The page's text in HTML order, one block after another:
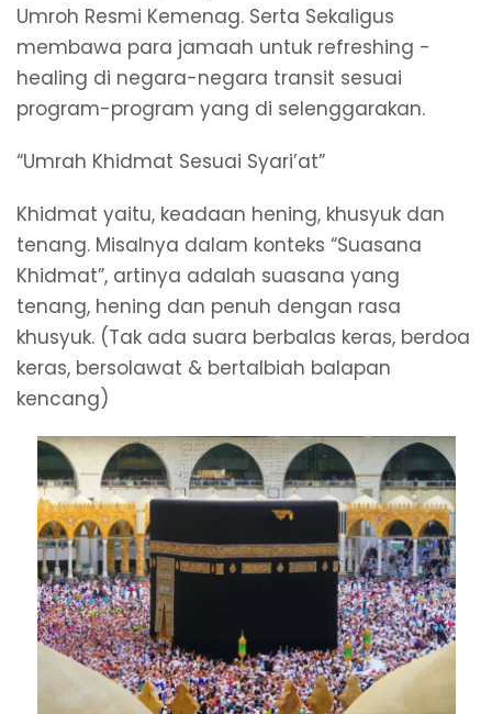
Umroh Resmi Kemenag. Serta Sekaligus
membawa para jamaah untuk refreshing -
healing di negara-negara transit sesuai
program-program yang di selenggarakan.
“Umrah Khidmat Sesuai Syari’at”
Khidmat yaitu, keadaan hening, khusyuk dan
tenang. Misalnya dalam konteks “Suasana
Khidmat”, artinya adalah suasana yang
tenang, hening dan penuh dengan rasa
khusyuk. (Tak ada suara berbalas keras, berdoa
keras, bersolawat & bertalbiah balapan
kencang)